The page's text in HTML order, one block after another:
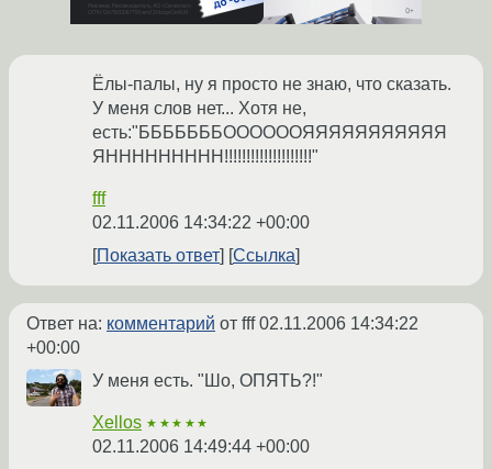
Ёлы-палы, ну я просто не знаю, что сказать.
У меня слов нет... Хотя не,
есть:"БББББББООООООЯЯЯЯЯЯЯЯЯЯЯ
ЯННННННННН!!!!!!!!!!!!!!!!!!!!"
fff
02.11.2006 14:34:22 +00:00
Показать ответ
Ссылка
Ответ на: комментарий от fff02.11.2006 14:34:22
+00:00
У меня есть. "Шо, ОПЯТЬ?!"
Xellos ★★★★★
02.11.2006 14:49:44 +00:00